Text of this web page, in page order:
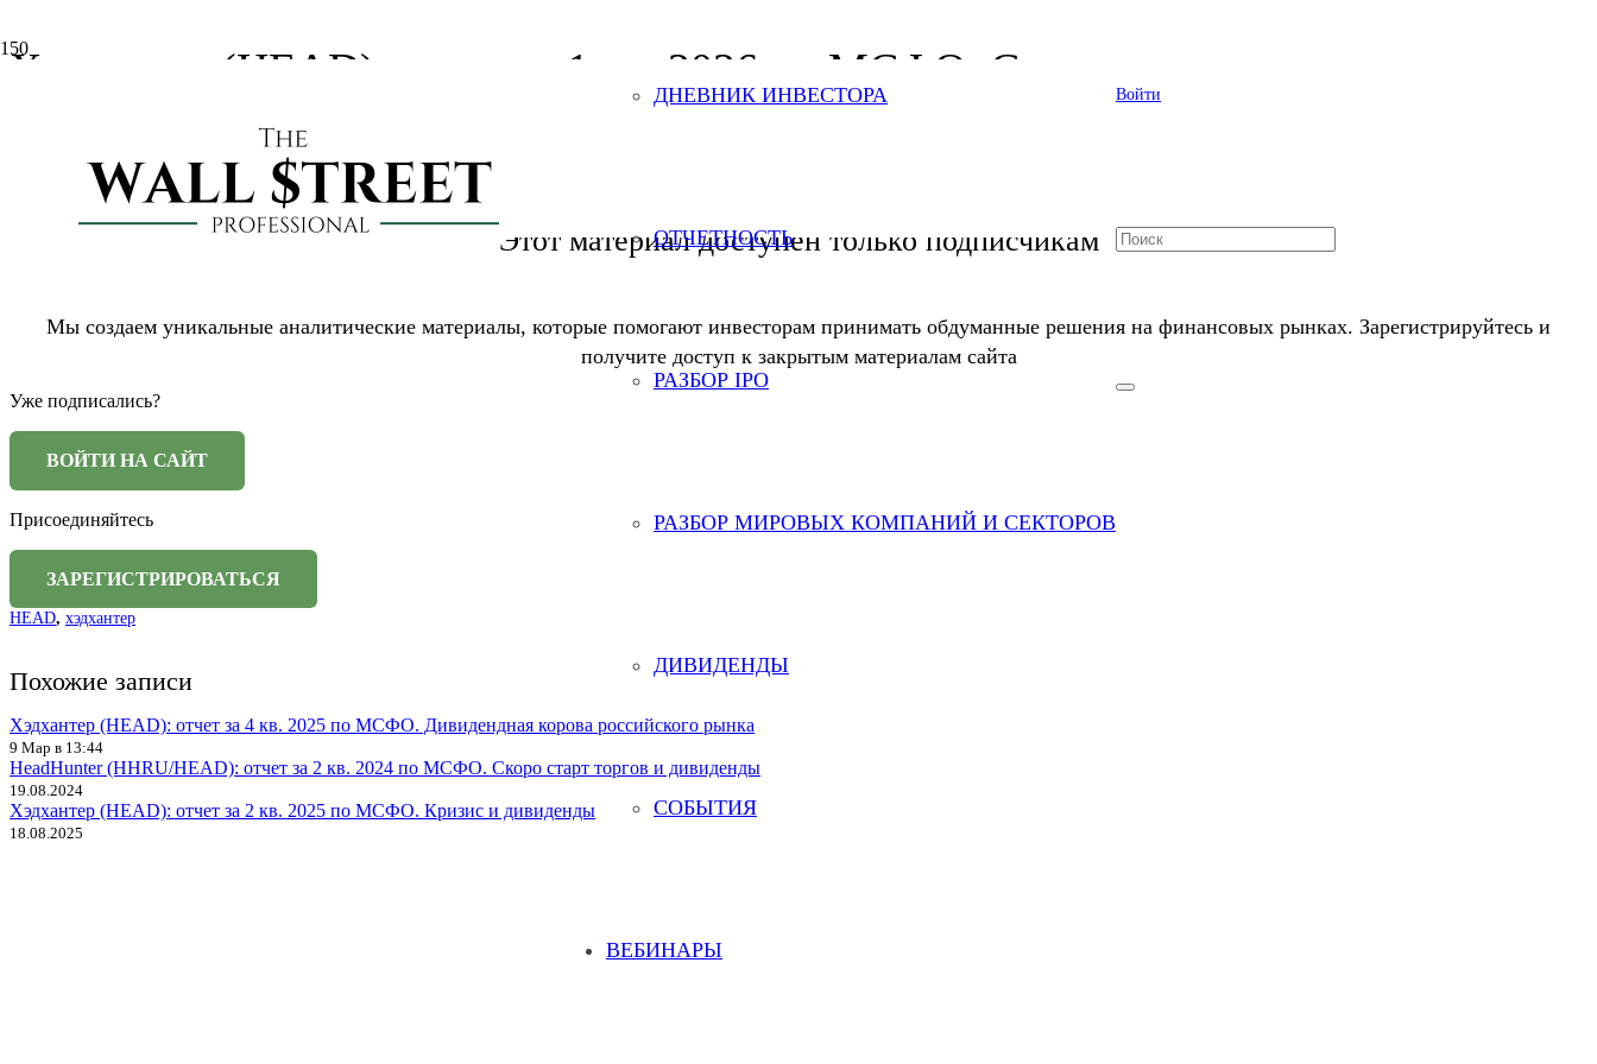
ДНЕВНИК ИНВЕСТОРА
ОТЧЕТНОСТЬ
РАЗБОР IPO
РАЗБОР МИРОВЫХ КОМПАНИЙ И СЕКТОРОВ
ДИВИДЕНДЫ
СОБЫТИЯ
ВЕБИНАРЫ
Войти
Хэдхантер (HEAD): отчет за 1 кв. 2026 по МСФО. Стараются как могут
Отчетность Россия
Этот материал доступен только подписчикам
Мы создаем уникальные аналитические материалы, которые помогают инвесторам принимать обдуманные решения на финансовых рынках. Зарегистрируйтесь и
получите доступ к закрытым материалам сайта
Уже подписались?
Присоединяйтесь
HEAD, хэдхантер
Похожие записи
Хэдхантер (HEAD): отчет за 4 кв. 2025 по МСФО. Дивидендная корова российского рынка
9 Мар в 13:44
HeadHunter (HHRU/HEAD): отчет за 2 кв. 2024 по МСФО. Скоро старт торгов и дивиденды
19.08.2024
Хэдхантер (HEAD): отчет за 2 кв. 2025 по МСФО. Кризис и дивиденды
18.08.2025